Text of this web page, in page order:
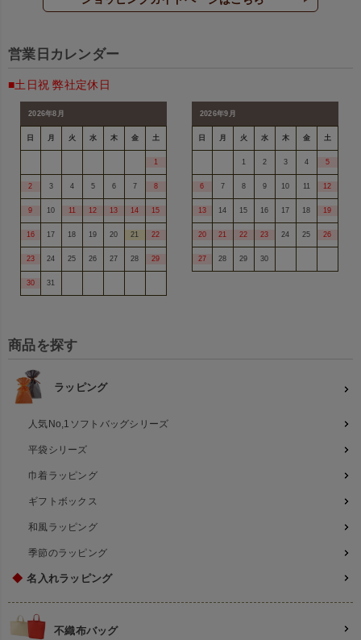
営業日カレンダー
■土日祝 弊社定休日
2026年8月
日 月 火 水 木 金 土
1
2 3 4 5 6 7 8
9 10 11 12 13 14 15
16 17 18 19 20 21 22
23 24 25 26 27 28 29
30 31
2026年9月
日 月 火 水 木 金 土
1 2 3 4 5
6 7 8 9 10 11 12
13 14 15 16 17 18 19
20 21 22 23 24 25 26
27 28 29 30
商品を探す
ラッピング
人気No,1ソフトバッグシリーズ
平袋シリーズ
巾着ラッピング
ギフトボックス
和風ラッピング
季節のラッピング
◆ 名入れラッピング
不織布バッグ